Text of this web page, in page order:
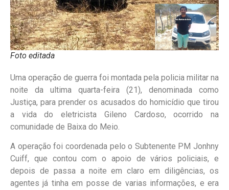
Foto editada
Uma operação de guerra foi montada pela policia militar na
noite da ultima quarta-feira (21), denominada como
Justiça, para prender os acusados do homicídio que tirou
a vida do eletricista Gileno Cardoso, ocorrido na
comunidade de Baixa do Meio.
A operação foi coordenada pelo o Subtenente PM Jonhny
Cuiff, que contou com o apoio de vários policiais, e
depois de passa a noite em claro em diligências, os
agentes já tinha em posse de varias informações, e era